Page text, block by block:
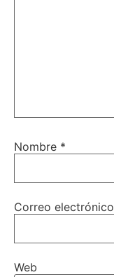
Nombre *
Correo electrónico
Web